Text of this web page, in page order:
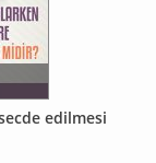
edilmesi